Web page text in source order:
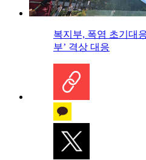
복지부, 폭염 초기대
부’ 격상 대응